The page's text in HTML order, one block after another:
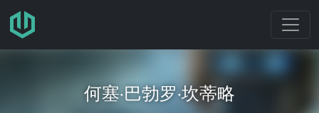
跳转至主要内容
何塞·巴勃罗·坎蒂略